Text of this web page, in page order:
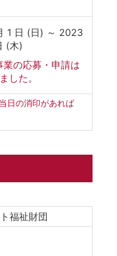
1 日 (日) ～ 2023
(木)
業の応募・申請は
した。
日の消印があれば
福祉財団